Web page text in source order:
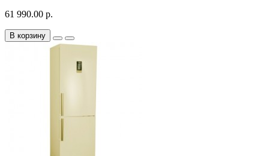
61 990.00 р.
В корзину